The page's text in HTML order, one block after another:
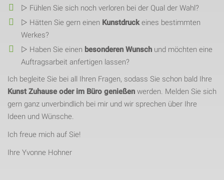
▷ Fühlen Sie sich noch verloren bei der Qual der Wahl?
▷ Hätten Sie gern einen Kunstdruckeines bestimmten
Werkes?
▷ Haben Sie einen besonderen Wunsch und möchten eine
Auftragsarbeit anfertigen lassen?
Ich begleite Sie bei all Ihren Fragen, sodass Sie schon bald Ihre
Kunst Zuhause oder im Büro genießen werden. Melden Sie sich
gern ganz unverbindlich bei mir und wir sprechen über Ihre
Ideen und Wünsche.
Ich freue mich auf Sie!
Ihre Yvonne Hohner